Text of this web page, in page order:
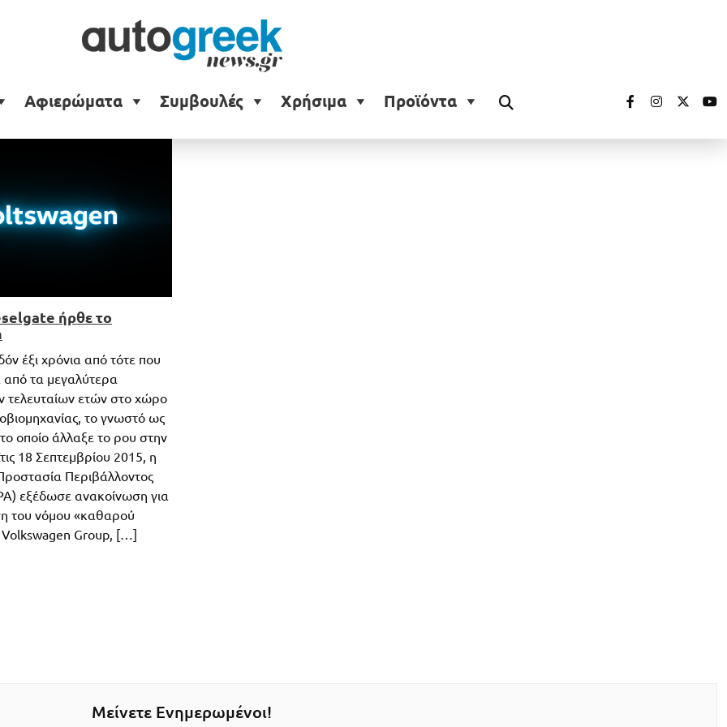
Αφιερώματα Συμβουλές Χρήσιμα Προϊόντα
ήρθε το
έξι χρόνια από τότε που
τα μεγαλύτερα
τελευταίων ετών στο χώρο
το γνωστό ως
οποίο άλλαξε το ρου στην
18 Σεπτεμβρίου 2015, η
Περιβάλλοντος
εξέδωσε ανακοίνωση για
του νόμου «καθαρού
Group, […]
Μείνετε Ενημερωμένοι!